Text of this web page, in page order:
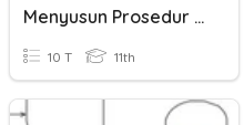
Menyusun Prosedur (XI)
10 T 11th